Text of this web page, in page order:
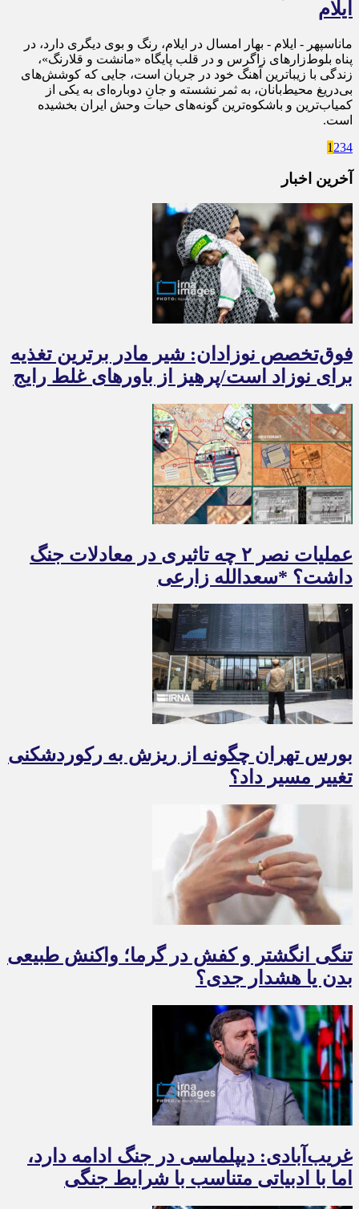
ایلام
ماناسپهر - ایلام - بهار امسال در ایلام، رنگ و بوی دیگری دارد، در
پناه بلوط‌زارهای زاگرس و در قلب پایگاه «مانشت و قلارنگ»،
زندگی با زیباترین آهنگ خود در جریان است، جایی که کوشش‌های
بی‌دریغ محیط‌بانان، به ثمر نشسته و جانِ دوباره‌ای به یکی از
کمیاب‌ترین و باشکوه‌ترین گونه‌های حیات وحش ایران بخشیده
است.
1 234
آخرین اخبار
فوق‌تخصص نوزادان: شیر مادر برترین تغذیه
برای نوزاد است/پرهیز از باورهای غلط رایج
عملیات نصر ۲ چه تاثیری در معادلات جنگ
داشت؟ *سعدالله زارعی
بورس تهران چگونه از ریزش به رکوردشکنی
تغییر مسیر داد؟
تنگی انگشتر و کفش در گرما؛ واکنش طبیعی
بدن یا هشدار جدی؟
غریب‌آبادی: دیپلماسی در جنگ ادامه دارد،
اما با ادبیاتی متناسب با شرایط جنگی